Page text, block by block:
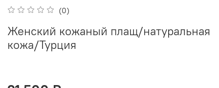
(0)
Женский кожаный плащ/натуральная
кожа/Турция